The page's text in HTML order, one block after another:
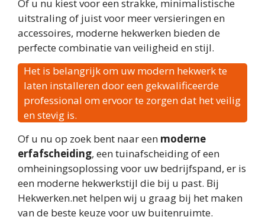
Of u nu kiest voor een strakke, minimalistische
uitstraling of juist voor meer versieringen en
accessoires, moderne hekwerken bieden de
perfecte combinatie van veiligheid en stijl.
Het is belangrijk om uw modern hekwerk te
laten installeren door een gekwalificeerde
professional om ervoor te zorgen dat het veilig
en stevig is.
Of u nu op zoek bent naar een moderne
erfafscheiding, een tuinafscheiding of een
omheiningsoplossing voor uw bedrijfspand, er is
een moderne hekwerkstijl die bij u past. Bij
Hekwerken.net helpen wij u graag bij het maken
van de beste keuze voor uw buitenruimte.